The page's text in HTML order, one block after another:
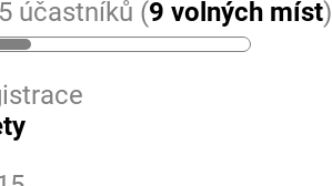
účastníků (9 volných míst)